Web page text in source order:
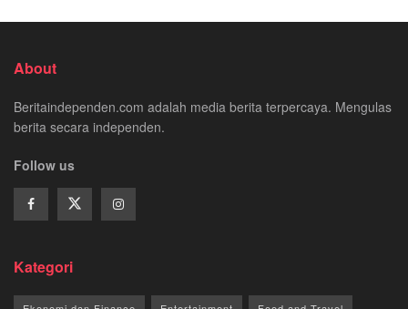
About
Beritaindependen.com adalah media berita terpercaya. Mengulas
berita secara independen.
Follow us
Kategori